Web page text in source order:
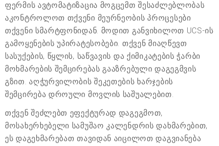
ფერმის ავტომატიზაცია მოგცემთ შესაძლებლობას
აკონტროლოთ თქვენი მეურნეობის პროცესები
თქვენი სმარტფონიდან. მოდით განვიხილოთ UCS-ის
გამოყენების უპირატესობები. თქვენ მიაღწევთ
სასუქების, წყლის, საწვავის და ქიმიკატების ჭარბი
მოხმარების შემცირებას გააზრებული დაგეგმვის
გზით. აღჭურვილობის შეკეთების ხარჯების
შემცირება დროული მოვლის საშუალებით.
თქვენ შეძლებთ ეფექტურად დაგეგმოთ,
მოსახერხებელი სამუშაო კალენდრის დახმარებით,
ეს დაგეხმარებათ თავიდან აიცილოთ დაგვიანება